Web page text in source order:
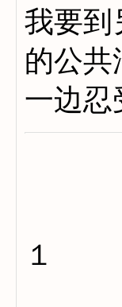
我要到
的公共
一边忍
１